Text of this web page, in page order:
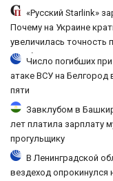
«Русский Starlink»
Почему на Украине
увеличилась точность
по объектам ВСУ
Число погибших
атаке ВСУ на
пяти
Завклубом в
лет платила зарплату
прогульщику
В Ленинградской
вездеход опрокинулся